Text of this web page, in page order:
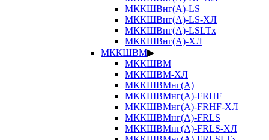
МККШВнг(А)-LS
МККШВнг(А)-LS-ХЛ
МККШВнг(А)-LSLTx
МККШВнг(А)-ХЛ
МККШВМ▶
МККШВМ
МККШВМ-ХЛ
МККШВМнг(А)
МККШВМнг(А)-FRHF
МККШВМнг(А)-FRHF-ХЛ
МККШВМнг(А)-FRLS
МККШВМнг(А)-FRLS-ХЛ